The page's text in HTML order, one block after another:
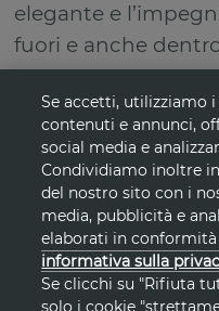
elegante e
fuori e anche
Non ci credi? Dai
Se accetti, utilizziamo
contenuti e annunci,
social media e
Condividiamo inoltre
del nostro sito con i
media, pubblicità e
elaborati in
informativa sulla
Se clicchi su "Rifiuta
solo i cookie